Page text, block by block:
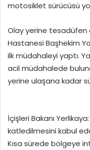
motosiklet sürücüsü
Olay yerine tesadüfen
Hastanesi Başhekim
ilk müdahaleyi yaptı.
acil müdahalede
yerine ulaşana kadar
İçişleri Bakanı
katledilmesini kabul
Kısa sürede bölgeye